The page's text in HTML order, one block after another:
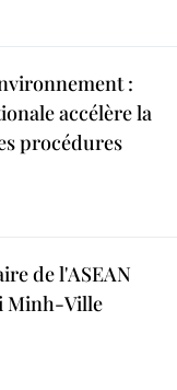
:
accélère la
procédures
de l'ASEAN
Minh-Ville